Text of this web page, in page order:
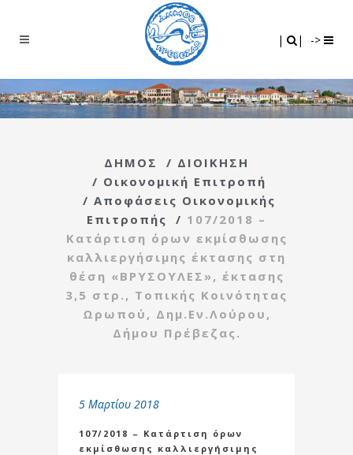
| | ->
ΔΗΜΟΣ / ΔΙΟΙΚΗΣΗ
/ Οικονομική Επιτροπή
/ Αποφάσεις Οικονομικής
Επιτροπής
/ 107/2018 –
Κατάρτιση όρων εκμίσθωσης
καλλιεργήσιμης έκτασης στη
θέση «ΒΡΥΣΟΥΛΕΣ», έκτασης
3,5 στρ., Τοπικής Κοινότητας
Ωρωπού, Δημ.Εν.Λούρου,
Δήμου Πρέβεζας.
5 Μαρτίου 2018
107/2018 – Κατάρτιση όρων
εκμίσθωσης καλλιεργήσιμης